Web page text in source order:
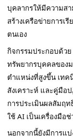
บุคลากรให้มีความส
สร้างเครือข่ายการเ
ตนเอง
กิจกรรมประกอบด้ว
ทรัพยากรบุคคลของ
ตำแหน่งที่สูงขึ้น เทค
สังเคราะห์ และคู่มือ
การประเมินผลสัมฤ
ใช้ AI เป็นเครื่องมือ
นอกจากนี้ยังมีการแ